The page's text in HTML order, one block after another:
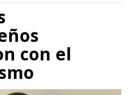
con el